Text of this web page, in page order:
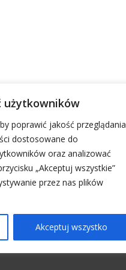
użytkowników
poprawić jakość
dostosowane do
oraz analizować
„Akceptuj wszystkie”
przez nas plików
Akceptuj wszystko